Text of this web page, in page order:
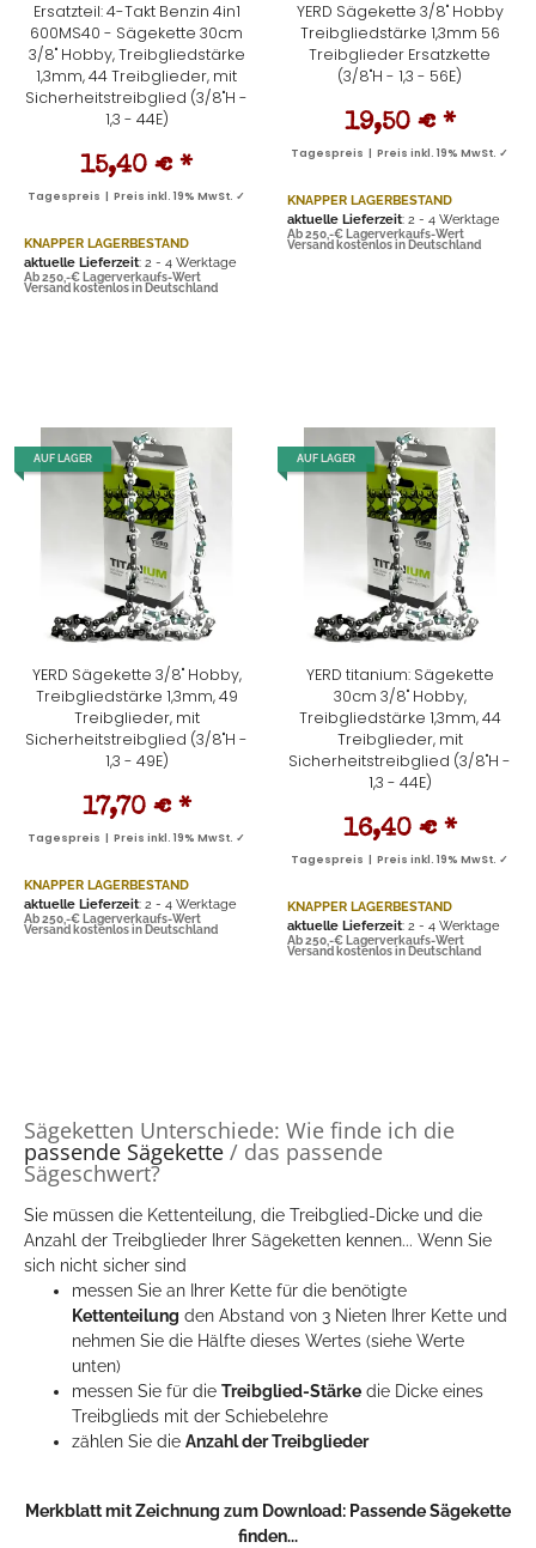
Ersatzteil: 4-Takt Benzin 4in1
600MS40 - Sägekette 30cm
3/8" Hobby, Treibgliedstärke
1,3mm, 44 Treibglieder, mit
Sicherheitstreibglied (3/8"H -
1,3 - 44E)
15,40 € *
Tagespreis | Preis inkl. 19% MwSt. ✓
KNAPPER LAGERBESTAND
aktuelle Lieferzeit: 2 - 4 Werktage
Ab 250,-€ Lagerverkaufs-Wert
Versand kostenlos in Deutschland
YERD Sägekette 3/8" Hobby
Treibgliedstärke 1,3mm 56
Treibglieder Ersatzkette
(3/8"H - 1,3 - 56E)
19,50 € *
Tagespreis | Preis inkl. 19% MwSt. ✓
KNAPPER LAGERBESTAND
aktuelle Lieferzeit: 2 - 4 Werktage
Ab 250,-€ Lagerverkaufs-Wert
Versand kostenlos in Deutschland
AUF LAGER
YERD Sägekette 3/8" Hobby,
Treibgliedstärke 1,3mm, 49
Treibglieder, mit
Sicherheitstreibglied (3/8"H -
1,3 - 49E)
17,70 € *
Tagespreis | Preis inkl. 19% MwSt. ✓
KNAPPER LAGERBESTAND
aktuelle Lieferzeit: 2 - 4 Werktage
Ab 250,-€ Lagerverkaufs-Wert
Versand kostenlos in Deutschland
AUF LAGER
YERD titanium: Sägekette
30cm 3/8" Hobby,
Treibgliedstärke 1,3mm, 44
Treibglieder, mit
Sicherheitstreibglied (3/8"H -
1,3 - 44E)
16,40 € *
Tagespreis | Preis inkl. 19% MwSt. ✓
KNAPPER LAGERBESTAND
aktuelle Lieferzeit: 2 - 4 Werktage
Ab 250,-€ Lagerverkaufs-Wert
Versand kostenlos in Deutschland
Sägeketten Unterschiede: Wie finde ich die
passende Sägekette / das passende
Sägeschwert?
Sie müssen die Kettenteilung, die Treibglied-Dicke und die
Anzahl der Treibglieder Ihrer Sägeketten kennen... Wenn Sie
sich nicht sicher sind
messen Sie an Ihrer Kette für die benötigte
Kettenteilung den Abstand von 3 Nieten Ihrer Kette und
nehmen Sie die Hälfte dieses Wertes (siehe Werte
unten)
messen Sie für die Treibglied-Stärke die Dicke eines
Treibglieds mit der Schiebelehre
zählen Sie die Anzahl der Treibglieder
Merkblatt mit Zeichnung zum Download: Passende Sägekette
finden...